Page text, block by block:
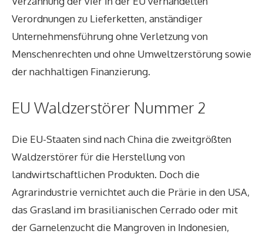
Verordnungen zu Lieferketten, anständiger
Unternehmensführung ohne Verletzung von
Menschenrechten und ohne Umweltzerstörung sowie
der nachhaltigen Finanzierung.
EU Waldzerstörer Nummer 2
Die EU-Staaten sind nach China die zweitgrößten
Waldzerstörer für die Herstellung von
landwirtschaftlichen Produkten. Doch die
Agrarindustrie vernichtet auch die Prärie in den USA,
das Grasland im brasilianischen Cerrado oder mit
der Garnelenzucht die Mangroven in Indonesien,